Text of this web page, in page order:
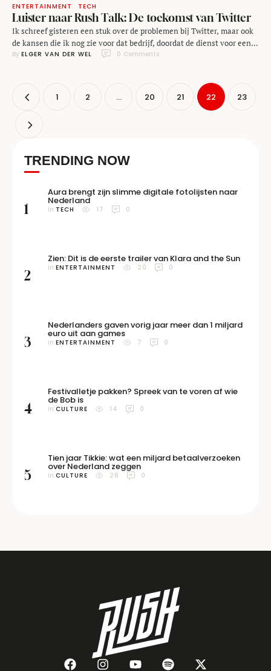
ENTERTAINMENT TECH
Luister naar Rush Talk: De toekomst van Twitter
Ik schreef gisteren een stuk over de problemen bij Twitter, maar ook
de kansen die ik nog zie voor dat bedrijf, doordat de dienst voor een
grote groep mensen onmisbaar is. Zowel voor als na het schrijven
By ELGER VAN DER WEL 0 Comments
1 2 … 20 21 22 23
TRENDING NOW
1
Aura brengt zijn slimme digitale fotolijsten naar
Nederland
in TECH 17 0
2
Zien: Dit is de eerste trailer van Klara and the Sun
in ENTERTAINMENT 20 0
3
Nederlanders gaven vorig jaar meer dan 1 miljard
euro uit aan games
in ENTERTAINMENT 7 0
4
Festivalletje pakken? Spreek van te voren af wie
de Bob is
in CULTURE 14 0
5
Tien jaar Tikkie: wat een miljard betaalverzoeken
over Nederland zeggen
in CULTURE 28 0